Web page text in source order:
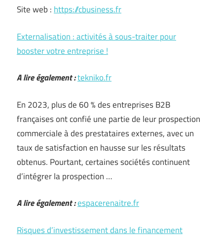
Site web : https://cbusiness.fr
Externalisation : activités à sous-traiter pour
booster votre entreprise !
A lire également :tekniko.fr
En 2023, plus de 60 % des entreprises B2B
françaises ont confié une partie de leur prospection
commerciale à des prestataires externes, avec un
taux de satisfaction en hausse sur les résultats
obtenus. Pourtant, certaines sociétés continuent
d’intégrer la prospection …
A lire également :espacerenaitre.fr
Risques d’investissement dans le financement